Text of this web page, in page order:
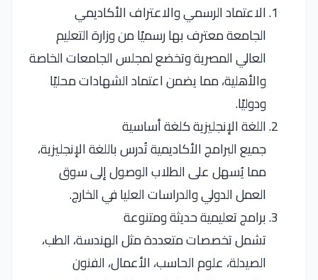
الاعتماد الرسمي والاعتراف الأكاديمي
الجامعة معترف بها رسميًا من وزارة التعليم
العالي المصرية وتخضع لمجلس الجامعات الخاصة
والأهلية، مما يضمن اعتماد الشهادات محليًا
ودوليًا.
اللغة الإنجليزية كلغة أساسية
جميع البرامج الأكاديمية تُدرس باللغة الإنجليزية،
مما يُسهل على الطلاب الوصول إلى سوق
العمل الدولي والدراسات العليا في الخارج.
برامج تعليمية حديثة ومتنوعة
تشمل تخصصات متعددة مثل الهندسة، الطب،
الصيدلة، علوم الحاسب، الأعمال، الفنون